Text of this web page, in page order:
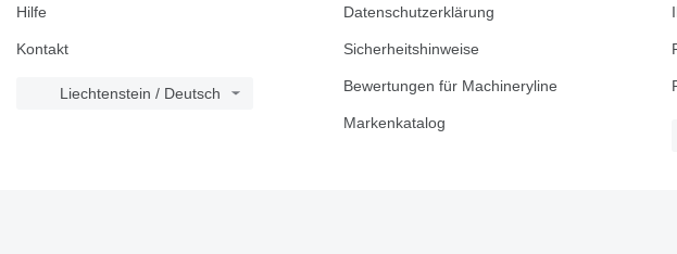
Hilfe
Kontakt
Liechtenstein / Deutsch
Datenschutzerklärung
Sicherheitshinweise
Bewertungen für Machineryline
Markenkatalog